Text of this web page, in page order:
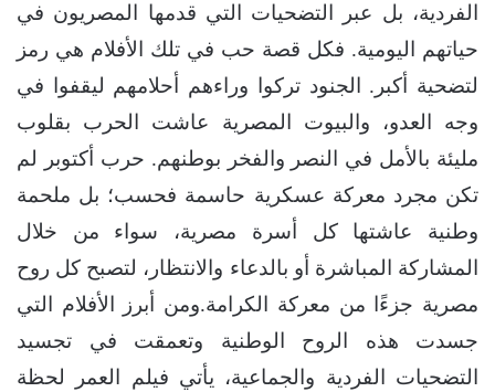
الفردية، بل عبر التضحيات التي قدمها المصريون في
حياتهم اليومية. فكل قصة حب في تلك الأفلام هي رمز
لتضحية أكبر. الجنود تركوا وراءهم أحلامهم ليقفوا في
وجه العدو، والبيوت المصرية عاشت الحرب بقلوب
مليئة بالأمل في النصر والفخر بوطنهم. حرب أكتوبر لم
تكن مجرد معركة عسكرية حاسمة فحسب؛ بل ملحمة
وطنية عاشتها كل أسرة مصرية، سواء من خلال
المشاركة المباشرة أو بالدعاء والانتظار، لتصبح كل روح
مصرية جزءًا من معركة الكرامة.ومن أبرز الأفلام التي
جسدت هذه الروح الوطنية وتعمقت في تجسيد
التضحيات الفردية والجماعية، يأتي فيلم العمر لحظة